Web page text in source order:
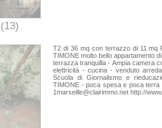
T2 di 36 mq con terrazzo di 11 mq
TIMONE molto bello appartamento
terrazza tranquilla - Ampia camera
elettricità - cucina - venduto
Scuola di Giornalismo e
TIMONE - poca spesa e poca terra
1marseille@clairimmo.net http://